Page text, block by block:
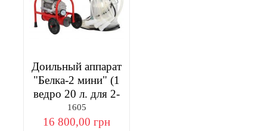
Доильный аппарат
"Белка-2 мини" (1
ведро 20 л. для 2-
х...
1605
16 800,00 грн